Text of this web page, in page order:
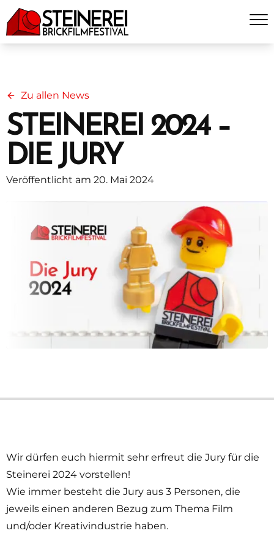
Zu allen News
STEINEREI 2024 –
DIE JURY
Veröffentlicht am 20. Mai 2024
Wir dürfen euch hiermit sehr erfreut die Jury für die
Steinerei 2024 vorstellen!
Wie immer besteht die Jury aus 3 Personen, die
jeweils einen anderen Bezug zum Thema Film
und/oder Kreativindustrie haben.